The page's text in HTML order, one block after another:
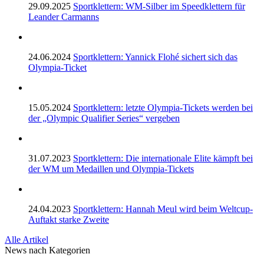
29.09.2025 Sportklettern: WM-Silber im Speedklettern für
Leander Carmanns
24.06.2024 Sportklettern: Yannick Flohé sichert sich das
Olympia-Ticket
15.05.2024 Sportklettern: letzte Olympia-Tickets werden bei
der „Olympic Qualifier Series“ vergeben
31.07.2023 Sportklettern: Die internationale Elite kämpft bei
der WM um Medaillen und Olympia-Tickets
24.04.2023 Sportklettern: Hannah Meul wird beim Weltcup-
Auftakt starke Zweite
Alle Artikel
News nach Kategorien